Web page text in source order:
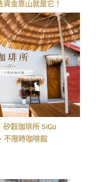
金靠山就是它！
穀珈琲所 SiGu
不限時咖啡館